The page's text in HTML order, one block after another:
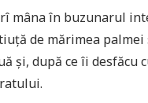
mâna în buzunarul
de mărimea palmei
și, după ce îi desfăcu